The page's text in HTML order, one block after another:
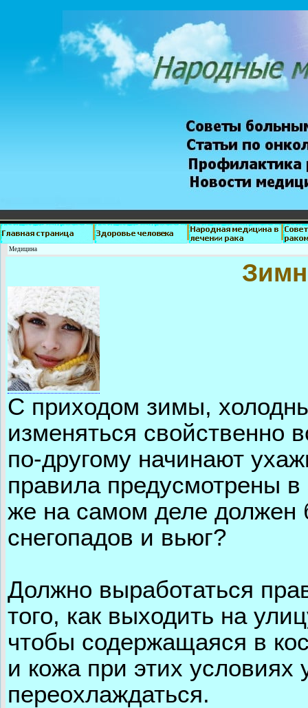
Медицина
С приходом зимы,
изменяться
по-другому начинают
правила предусмотрены
же на самом деле должен
снегопадов и вьюг?
Должно выработаться
того, как выходить на
чтобы содержащаяся в
и кожа при этих условиях
переохлаждаться.